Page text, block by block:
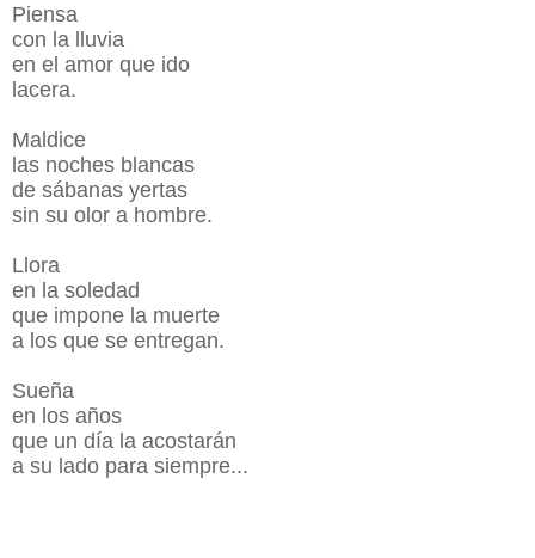
Piensa
con la lluvia
en el amor que ido
lacera.
Maldice
las noches blancas
de sábanas yertas
sin su olor a hombre.
Llora
en la soledad
que impone la muerte
a los que se entregan.
Sueña
en los años
que un día la acostarán
a su lado para siempre...